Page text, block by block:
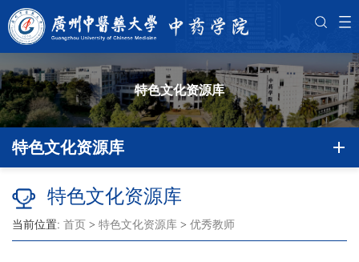
特色文化资源库
特色文化资源库
特色文化资源库
当前位置: 首页 > 特色文化资源库 > 优秀教师